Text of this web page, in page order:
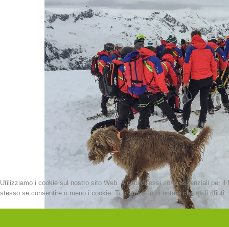
Utilizziamo i cookie sul nostro sito Web. Alcuni di essi sono essenziali per
stesso se consentire o meno i cookie. Ti preghiamo di notare che se li